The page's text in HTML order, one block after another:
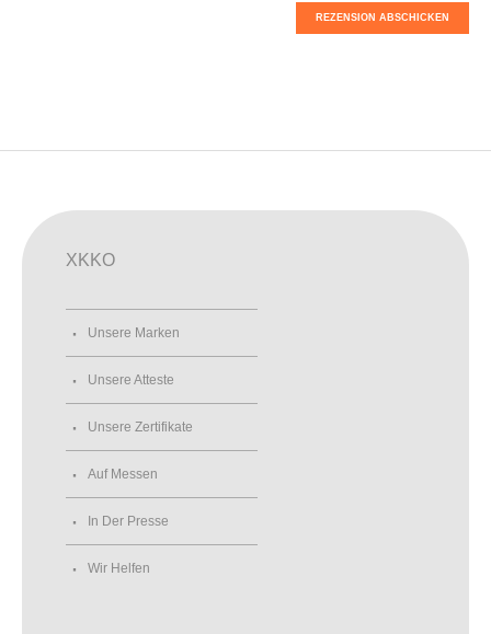
REZENSION ABSCHICKEN
XKKO
Unsere Marken
Unsere Atteste
Unsere Zertifikate
Auf Messen
In Der Presse
Wir Helfen